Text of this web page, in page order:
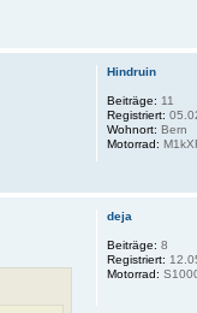
Hindruin
Beiträge: 11
Registriert:
Wohnort: Bern
Motorrad:
deja
Beiträge: 8
Registriert:
Motorrad: